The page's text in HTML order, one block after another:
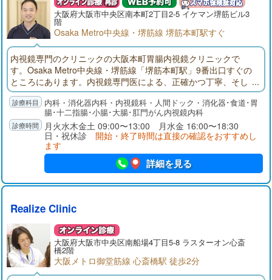
大阪府大阪市中央区南本町2丁目2-5 イケマン堺筋ビル3
階
Osaka Metro中央線・堺筋線 堺筋本町駅すぐ
内視鏡専門のクリニックの大阪本町胃腸内視鏡クリニックで
す。Osaka Metro中央線・堺筋線「堺筋本町駅」9番出口すぐの
ところにあります。内視鏡専門医による、正確かつ丁寧、そし
て楽に受けられる胃カメラ検査・大腸カメラ検査を実施してお
ります。 内科・消化器内科・内視鏡科・人間ドック・消化器･食道･胃
腸･十二指腸･小腸･大腸･肛門がん内視鏡内科
月火水木金土 09:00〜13:00 月水金 16:00〜18:30
日・祝休診 開始・終了時間は直接の確認をおすすめし
ます
詳細を見る
Realize Clinic
大阪府大阪市中央区南船場4丁目5-8 ラスターオン心斎
橋2階
大阪メトロ御堂筋線 心斎橋駅 徒歩2分